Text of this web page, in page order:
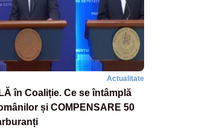
Actualitate
în Coaliție. Ce se întâmplă
și COMPENSARE 50